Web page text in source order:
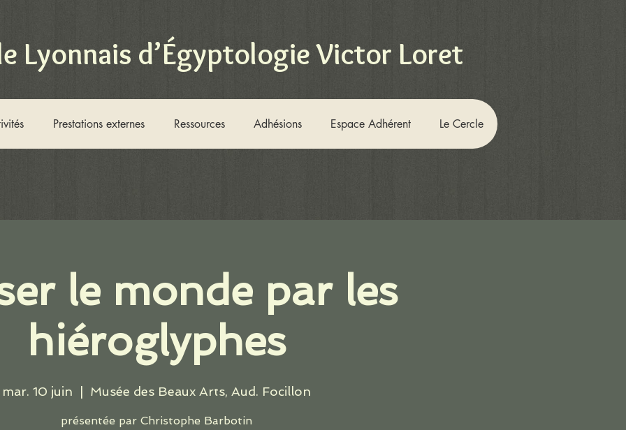
Lyonnais d’Égyptologie Victor Loret
Prestations externes Ressources Adhésions Espace Adhérent Le Cercle
le monde par les
hiéroglyphes
mar. 10 juin Musée des Beaux Arts, Aud. Focillon
présentée par Christophe Barbotin